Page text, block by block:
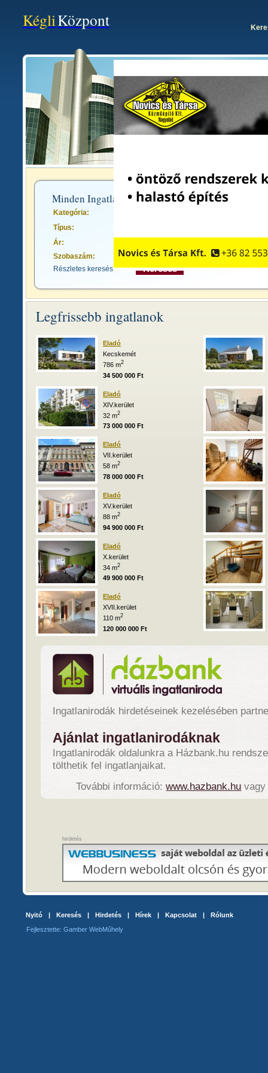
KégliKözpont
Egy
Minden Ingatlan Hirdetés
Kategória:
Típus:
Ár:
Szobaszám:
Részletes keresés >>
Legfrissebb ingatlanok
Eladó
Kecskemét
786 m2
34 500 000 Ft
Eladó
XIV.kerület
32 m2
73 000 000 Ft
Eladó
VII.kerület
58 m2
78 000 000 Ft
Eladó
XV.kerület
88 m2
94 900 000 Ft
Eladó
X.kerület
34 m2
49 900 000 Ft
Eladó
XVII.kerület
110 m2
120 000 000 Ft
Ingatlanirodák hirdetéseinek kezelésében
Ajánlat ingatlanirodáknak
Ingatlanirodák oldalunkra a Házbank.hu
tölthetik fel ingatlanjaikat.
További információ:www.hazbank.hu vagy
hirdetés
Nyitó | Keresés | Hirdetés | Hírek | Kapcsolat |
Rólunk
Fejlesztette: Gamber WebMűhely